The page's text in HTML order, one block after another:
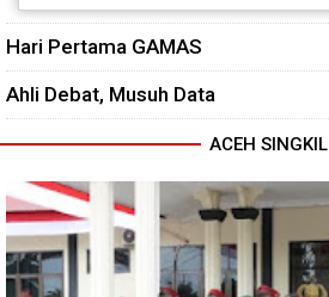
Hari Pertama GAMAS
Ahli Debat, Musuh Data
ACEH SINGKIL